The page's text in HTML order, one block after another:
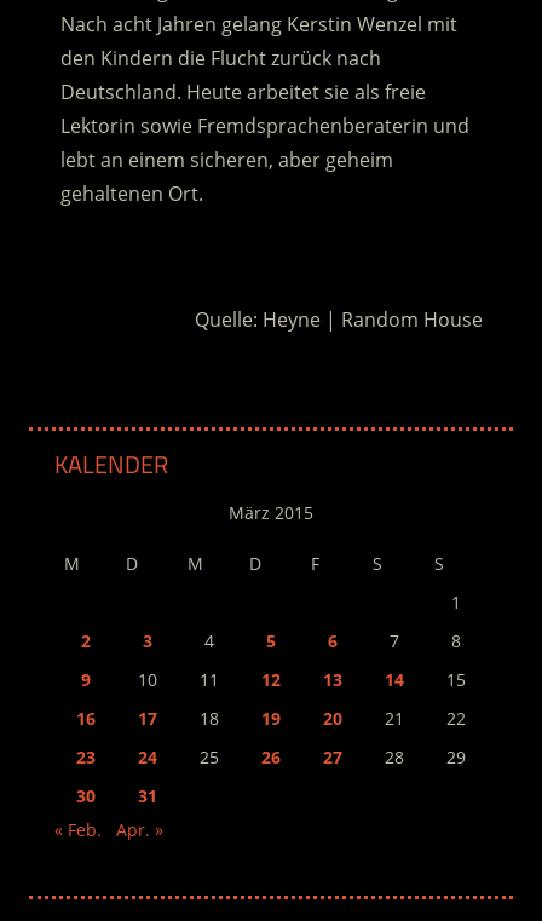
Nach acht Jahren gelang Kerstin Wenzel mit
den Kindern die Flucht zurück nach
Deutschland. Heute arbeitet sie als freie
Lektorin sowie Fremdsprachenberaterin und
lebt an einem sicheren, aber geheim
gehaltenen Ort.
Quelle: Heyne | Random House
KALENDER
März 2015
M D M D F S
S
1
2
3 4 5 6 7
8
9
10 11 12 13 14
15
16
17 18 19 20 21
22
23
24 25 26 27 28
29
30
31
« Feb.
Apr. »